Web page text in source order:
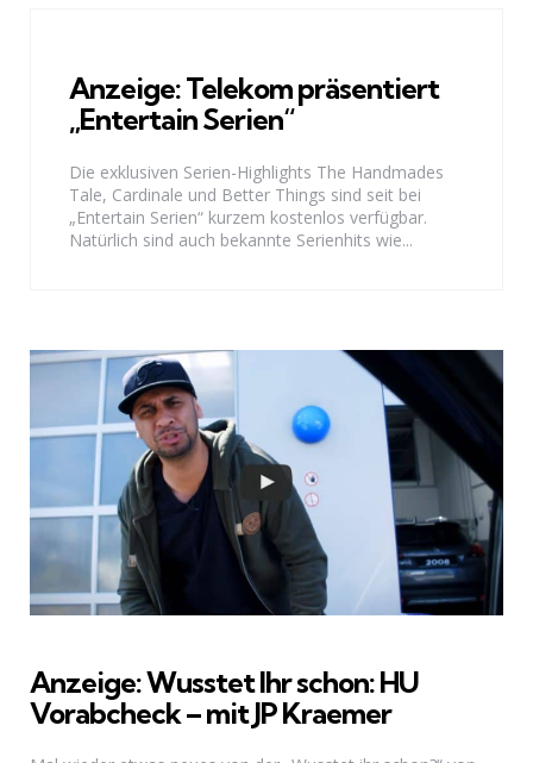
Anzeige: Telekom präsentiert
„Entertain Serien“
Die exklusiven Serien-Highlights The Handmades
Tale, Cardinale und Better Things sind seit bei
„Entertain Serien“ kurzem kostenlos verfügbar.
Natürlich sind auch bekannte Serienhits wie...
Anzeige: Wusstet Ihr schon: HU
Vorabcheck – mit JP Kraemer